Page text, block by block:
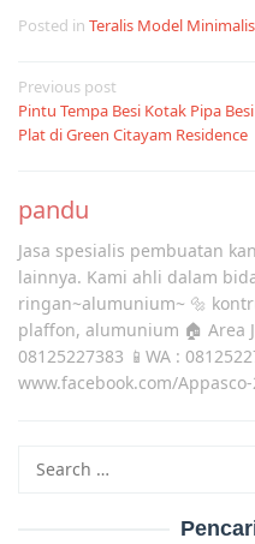
Posted in Teralis Model Minimalis
Post
navigation
Previous post
Pintu Tempa Besi Kotak Pipa Besi
Plat di Green Citayam Residence
pandu
Jasa spesialis pembuatan
lainnya. Kami ahli dalam
ringan~alumunium~ 🔩
plaffon, alumunium 🏠 Area
08125227383 📱WA :
www.facebook.com/
for: